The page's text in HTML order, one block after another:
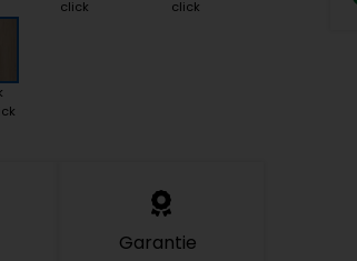
click
click
Garantie